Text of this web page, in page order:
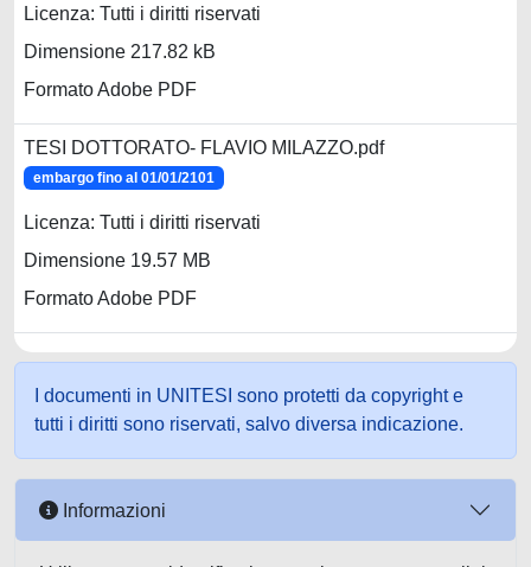
Licenza: Tutti i diritti riservati
Dimensione 217.82 kB
Formato Adobe PDF
TESI DOTTORATO- FLAVIO MILAZZO.pdf
embargo fino al 01/01/2101
Licenza: Tutti i diritti riservati
Dimensione 19.57 MB
Formato Adobe PDF
I documenti in UNITESI sono protetti da copyright e
tutti i diritti sono riservati, salvo diversa indicazione.
Informazioni